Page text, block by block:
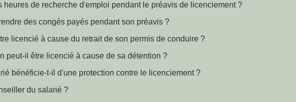
heures de recherche d'emploi pendant le préavis de licenciement ?
des congés payés pendant son préavis ?
licencié à cause du retrait de son permis de conduire ?
peut-il être licencié à cause de sa détention ?
bénéficie-t-il d'une protection contre le licenciement ?
du salarié ?